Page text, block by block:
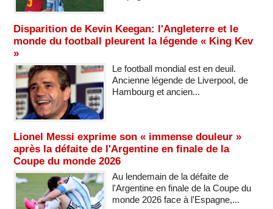
Disparition de Kevin Keegan: l'Angleterre et le
monde du football pleurent la légende « King Kev
»
Le football mondial est en deuil.
Ancienne légende de Liverpool, de
Hambourg et ancien...
Lionel Messi exprime son « immense douleur »
après la défaite de l'Argentine en finale de la
Coupe du monde 2026
Au lendemain de la défaite de
l'Argentine en finale de la Coupe du
monde 2026 face à l'Espagne,...